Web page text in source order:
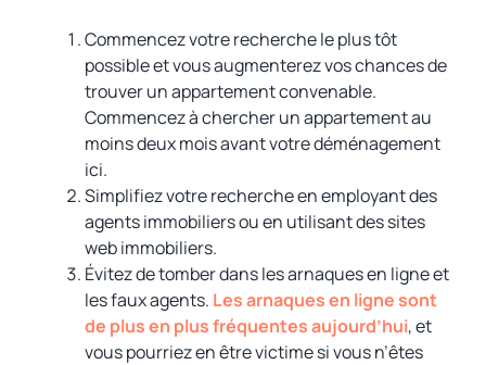
Commencez votre recherche le plus tôt
possible et vous augmenterez vos chances de
trouver un appartement convenable.
Commencez à chercher un appartement au
moins deux mois avant votre déménagement
ici.
Simplifiez votre recherche en employant des
agents immobiliers ou en utilisant des sites
web immobiliers.
Évitez de tomber dans les arnaques en ligne et
les faux agents. Les arnaques en ligne sont
de plus en plus fréquentes aujourd’hui, et
vous pourriez en être victime si vous n’êtes